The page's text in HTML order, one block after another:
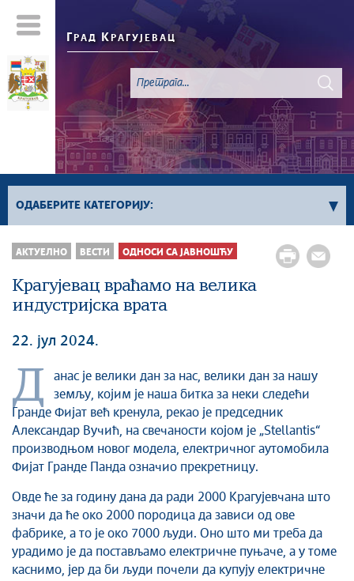
Г РАД К РАГУЈЕВАЦ
ОДАБЕРИТЕ КАТЕГОРИЈУ:
Све вести
Сервисне Информације
Генерално
Односи са јавношћу
Здравство
Социјална заштита
Спорт
Седнице Градског већа
Седнице Скупштине
Туризам
Крагујевац - Град у парку
Екологија
Млади у локалној самоуправи
АКТУЕЛНО ВЕСТИ ОДНОСИ СА ЈАВНОШЋУ
Крагујевац враћамо на велика
индустријска врата
22. јул 2024.
Д
анас је велики дан за нас, велики дан за нашу
земљу, којим је наша битка за неки следећи
Гранде Фијат већ кренула, рекао је председник
Александар Вучић, на свечаности којом је „Stellantis“
производњом новог модела, електричног аутомобила
Фијат Гранде Панда означио прекретницу.
Овде ће за годину дана да ради 2000 Крагујевчана што
значи да ће око 2000 породица да зависи од ове
фабрике, а то је око 7000 људи. Оно што ми треба да
урадимо је да постављамо електричне пуњаче, а у томе
каснимо, јер да би људи почели да купују електричне